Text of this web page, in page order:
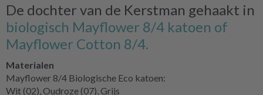
De dochter van de Kerstman gehaakt in
biologisch Mayflower 8/4 katoen of
Mayflower Cotton 8/4.
Materialen
Mayflower 8/4 Biologische Eco katoen:
Wit (02), Oudroze (07), Grijs